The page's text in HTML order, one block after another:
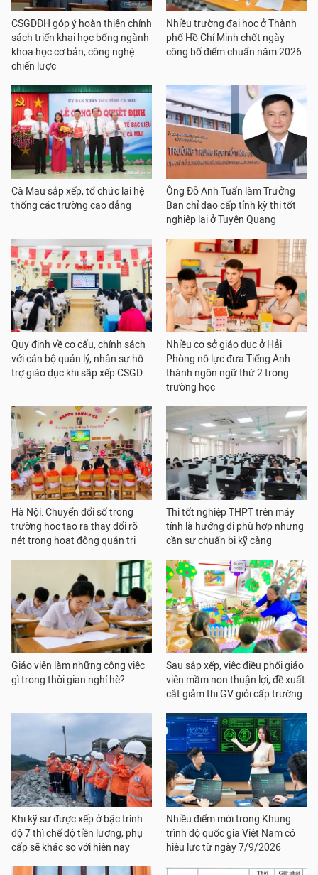
CSGDĐH góp ý hoàn thiện chính
sách triển khai học bổng ngành
khoa học cơ bản, công nghệ
chiến lược
Nhiều trường đại học ở Thành
phố Hồ Chí Minh chốt ngày
công bố điểm chuẩn năm 2026
Cà Mau sắp xếp, tổ chức lại hệ
thống các trường cao đẳng
Ông Đỗ Anh Tuấn làm Trưởng
Ban chỉ đạo cấp tỉnh kỳ thi tốt
nghiệp lại ở Tuyên Quang
Quy định về cơ cấu, chính sách
với cán bộ quản lý, nhân sự hỗ
trợ giáo dục khi sắp xếp CSGD
Nhiều cơ sở giáo dục ở Hải
Phòng nỗ lực đưa Tiếng Anh
thành ngôn ngữ thứ 2 trong
trường học
Hà Nội: Chuyển đổi số trong
trường học tạo ra thay đổi rõ
nét trong hoạt động quản trị
Thi tốt nghiệp THPT trên máy
tính là hướng đi phù hợp nhưng
cần sự chuẩn bị kỹ càng
Giáo viên làm những công việc
gì trong thời gian nghỉ hè?
Sau sắp xếp, việc điều phối giáo
viên mầm non thuận lợi, đề xuất
cắt giảm thi GV giỏi cấp trường
Khi kỹ sư được xếp ở bậc trình
độ 7 thì chế độ tiền lương, phụ
cấp sẽ khác so với hiện nay
Nhiều điểm mới trong Khung
trình độ quốc gia Việt Nam có
hiệu lực từ ngày 7/9/2026